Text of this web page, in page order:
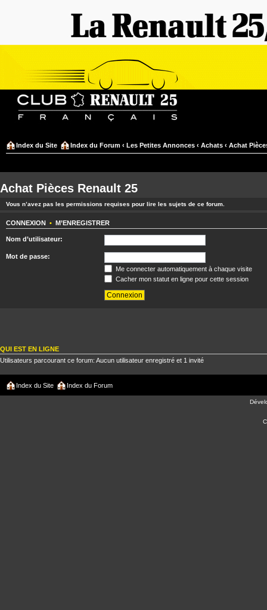
Index du Site Index du Forum ‹ Les Petites Annonces ‹ Achats ‹ Achat
Achat Pièces Renault 25
Vous n’avez pas les permissions requises pour lire les sujets de ce forum.
CONNEXION • M’ENREGISTRER
Nom d’utilisateur:
Mot de passe:
Me connecter automatiquement à chaque visite
Cacher mon statut en ligne pour cette session
QUI EST EN LIGNE
Utilisateurs parcourant ce forum: Aucun utilisateur enregistré et 1 invité
Index du Site Index du Forum